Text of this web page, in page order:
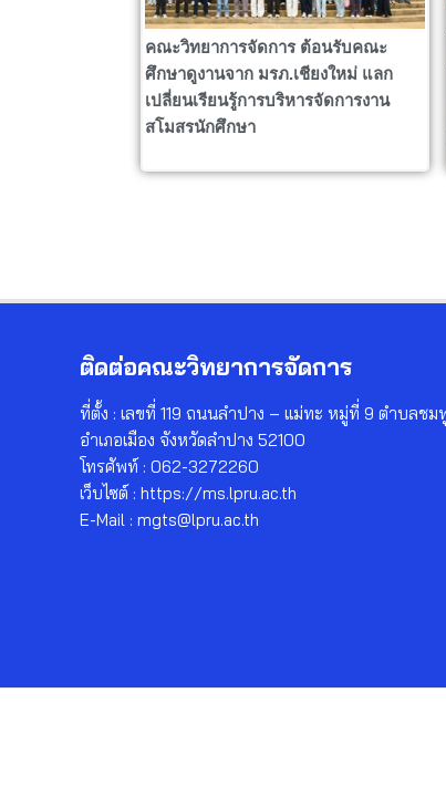
คณะวิทยาการจัดการ ต้อนรับคณะ
ศึกษาดูงานจาก มรภ.เชียงใหม่ แลก
เปลี่ยนเรียนรู้การบริหารจัดการงาน
สโมสรนักศึกษา
ติดต่อคณะวิทยาการจัดการ
ที่ตั้ง : เลขที่ 119 ถนนลำปาง – แม่ทะ หมู่ที่ 9 ตำบลชม
อำเภอเมือง จังหวัดลำปาง 52100
โทรศัพท์ : 062-3272260
เว็บไซต์ : https://ms.lpru.ac.th
E-Mail : mgts@lpru.ac.th